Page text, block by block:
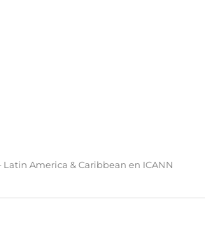
America & Caribbean en ICANN